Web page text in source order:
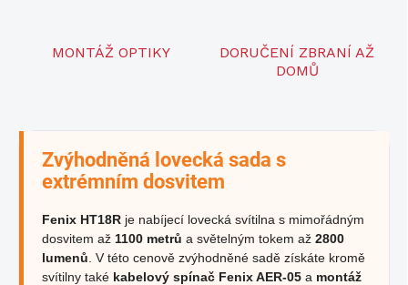
MONTÁŽ OPTIKY
DORUČENÍ ZBRANÍ AŽ
DOMŮ
Zvýhodněná lovecká sada s
extrémním dosvitem
Fenix HT18R je nabíjecí lovecká svítilna s mimořádným
dosvitem až 1100 metrů a světelným tokem až 2800
lumenů . V této cenově zvýhodněné sadě získáte kromě
svítilny také kabelový spínač Fenix AER-05 a montáž